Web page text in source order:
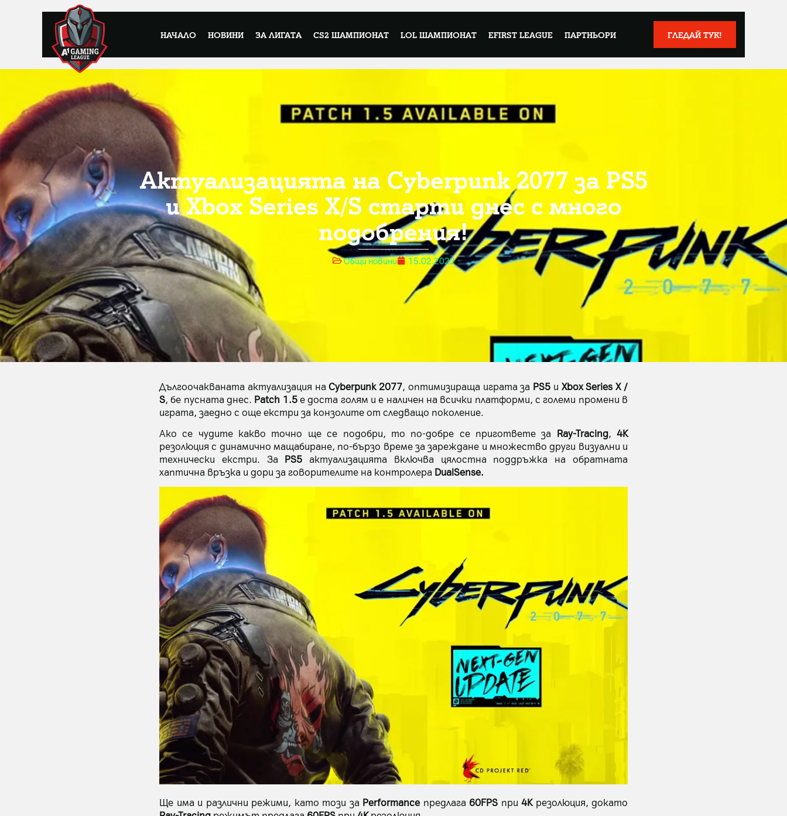
НАЧАЛО НОВИНИ ЗА ЛИГАТА CS2 ШАМПИОНАТ LOL ШАМПИОНАТ EFIRST LEAGUE ПАРТНЬОРИ ГЛЕДАЙ ТУК!
Актуализацията на Cyberpunk 2077 за PS5
и Xbox Series X/S старти днес с много
подобрения!
Общи новини 15.02.2022
Дългоочакваната актуализация наCyberpunk 2077, оптимизираща играта за PS5 и Xbox Series X /
S, бе пусната днес. Patch 1.5е доста голям и е наличен на всички платформи, с големи промени в
играта, заедно с още екстри за конзолите от следващо поколение.
Ако се чудите какво точно ще се подобри, то по-добре се пригответе за Ray-Tracing,4K
резолюция с динамично мащабиране, по-бързо време за зареждане и множество други визуални и
технически екстри. За PS5 актуализацията включва цялостна поддръжка на обратната
хаптична връзка и дори за говорителите на контролера DualSense.
Ще има и различни режими, като този за Performance предлага 60FPS при 4Kрезолюция, докато